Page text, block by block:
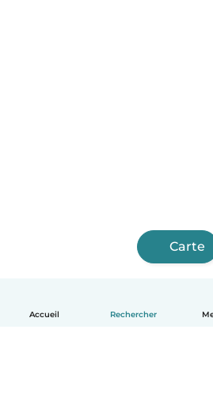
Accueil Rechercher
Carte